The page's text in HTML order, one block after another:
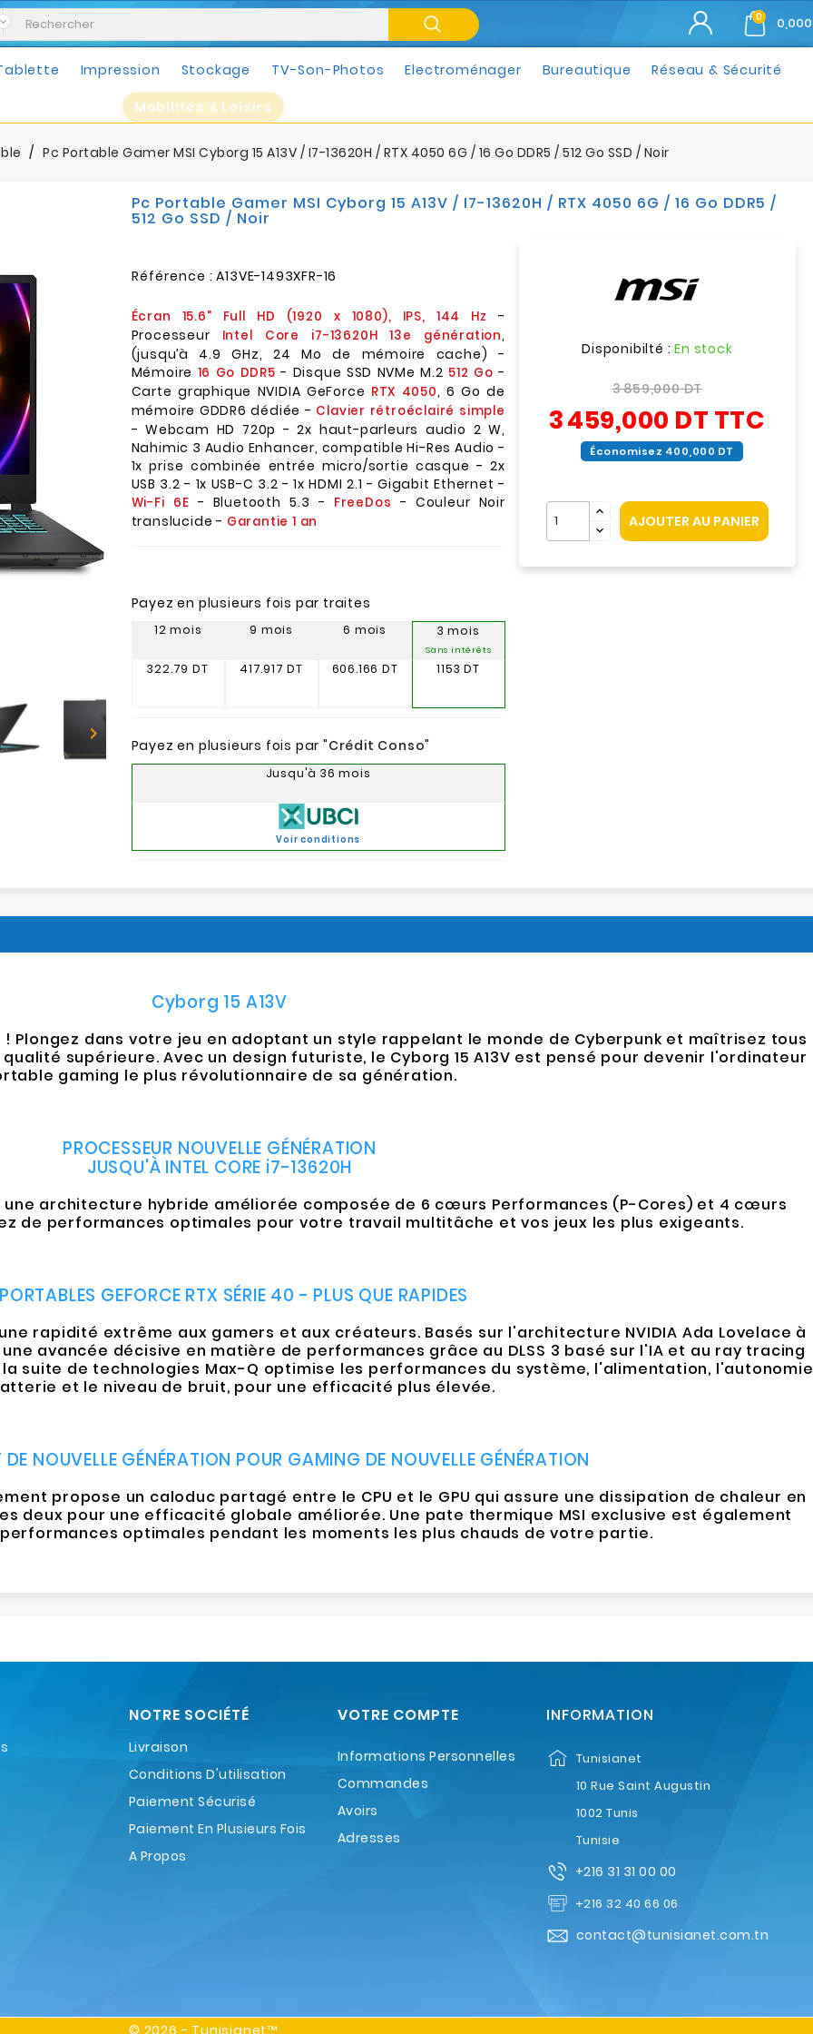
0
Impression Stockage TV-Son-Photos Electroménager Bureautique Réseau & Sécurité
Mobilités & Loisirs
Pc Portable Gamer MSI Cyborg 15 A13V / I7-13620H / RTX 4050 6G / 16 Go DDR5 / 512 Go SSD / Noir

Pc Portable Gamer MSI Cyborg 15 A13V / I7-13620H / RTX 4050 6G / 16 Go DDR5 /
512 Go SSD / Noir
Référence : A13VE-1493XFR-16
Écran 15.6" Full HD (1920 x 1080), IPS, 144 Hz
-
Processeur Intel Core i7-13620H 13e génération,
(jusqu’à 4.9 GHz, 24 Mo de mémoire cache) -
Mémoire 16 Go DDR5 - Disque SSD NVMe M.2 512 Go -
Carte graphique NVIDIA GeForce RTX 4050, 6 Go de
mémoire GDDR6 dédiée - Clavier rétroéclairé simple
- Webcam HD 720p - 2x haut-parleurs audio 2 W,
Nahimic 3 Audio Enhancer, compatible Hi-Res Audio -
1x prise combinée entrée micro/sortie casque - 2x
USB 3.2 - 1x USB-C 3.2 - 1x HDMI 2.1 - Gigabit Ethernet -
Wi-Fi 6E - Bluetooth 5.3 - FreeDos - Couleur Noir
translucide - Garantie 1 an
Disponibilté :En stock
3 859,000 DT
3 459,000 DT TTC
Économisez 400,000 DT
AJOUTER AU PANIER
Payez en plusieurs fois par traites
12 mois
322.79 DT
9 mois
417.917 DT
6 mois
606.166 DT
3 mois
Sans intérêts
1153 DT
Payez en plusieurs fois par "Crédit Conso"
Jusqu'à 36 mois
Voir conditions
Cyborg 15 A13V
Plongez dans votre jeu en adoptant un style rappelant le monde de Cyberpunk et maîtrisez tous
supérieure. Avec un design futuriste, le Cyborg 15 A13V est pensé pour devenir l'ordinateur
gaming le plus révolutionnaire de sa génération.
PROCESSEUR NOUVELLE GÉNÉRATION
JUSQU'À INTEL CORE i7-13620H
une architecture hybride améliorée composée de 6 cœurs Performances (P-Cores) et 4 cœurs
de performances optimales pour votre travail multitâche et vos jeux les plus exigeants.
GEFORCE RTX SÉRIE 40 - PLUS QUE RAPIDES
une rapidité extrême aux gamers et aux créateurs. Basés sur l'architecture NVIDIA Ada Lovelace à
avancée décisive en matière de performances grâce au DLSS 3 basé sur l'IA et au ray tracing
suite de technologies Max-Q optimise les performances du système, l'alimentation, l'autonomie
et le niveau de bruit, pour une efficacité plus élevée.
DE NOUVELLE GÉNÉRATION POUR GAMING DE NOUVELLE GÉNÉRATION
propose un caloduc partagé entre le CPU et le GPU qui assure une dissipation de chaleur en
deux pour une efficacité globale améliorée. Une pate thermique MSI exclusive est également
optimales pendant les moments les plus chauds de votre partie.
NOTRE SOCIÉTÉ
Livraison
Conditions D'utilisation
Paiement Sécurisé
Paiement En Plusieurs Fois
A Propos
VOTRE COMPTE
Informations Personnelles
Commandes
Avoirs
Adresses
INFORMATION
Tunisianet
10 Rue Saint Augustin
1002 Tunis
Tunisie
+216 31 31 00 00
+216 32 40 66 06
contact@tunisianet.com.tn
© 2026 - Tunisianet™